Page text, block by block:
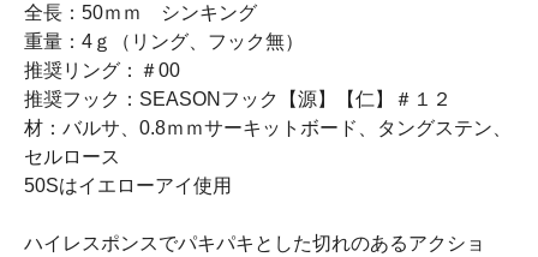
全長：50ｍｍ シンキング
重量：4ｇ（リング、フック無）
推奨リング：＃00
推奨フック：SEASONフック【源】【仁】＃１２
材：バルサ、0.8ｍｍサーキットボード、タングステン、
セルロース
50Sはイエローアイ使用
ハイレスポンスでパキパキとした切れのあるアクショ